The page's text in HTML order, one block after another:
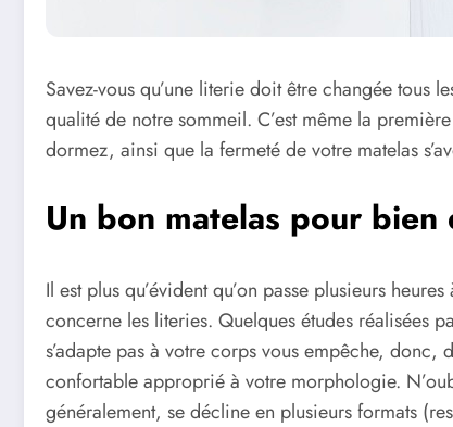
Savez-vous qu’une literie doit être changée
qualité de notre sommeil. C’est même la
dormez, ainsi que la fermeté de votre matelas
Un bon matelas pour
Il est plus qu’évident qu’on passe plusieurs
concerne les literies. Quelques études réalisées
s’adapte pas à votre corps vous empêche,
confortable approprié à votre morphologie.
généralement, se décline en plusieurs formats